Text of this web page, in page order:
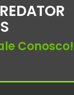
Conosco!